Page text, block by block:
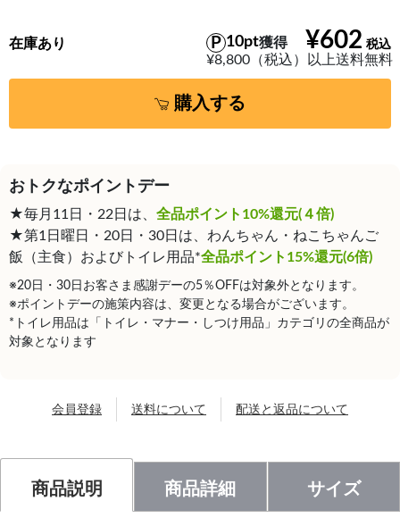
¥602
10pt獲得
¥8,800（税込）以上送料無料
在庫あり
購入する
おトクなポイントデー
★毎月11日・22日は、 全品ポイント10%還元(４倍)
★第1日曜日・20日・30日は、わんちゃん・ねこちゃんご
飯（主食）およびトイレ用品*全品ポイント15%還元(6倍)
※20日・30日お客さま感謝デーの5％OFFは対象外となります。
※ポイントデーの施策内容は、変更となる場合がございます。
*トイレ用品は「トイレ・マナー・しつけ用品」カテゴリの全商品が
対象となります
会員登録 送料について 配送と返品について
商品説明 商品詳細 サイズ